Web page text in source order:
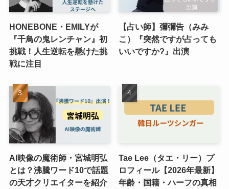
HONEBONE・EMILYが
『千鳥の鬼レンチャン』初
挑戦！人生逆転を懸けた挑
戦に注目
【占い師】彌彌告（みみ
こ）『突然ですが占っても
いいですか?』出演
AI映像の魔術師・宮城明弘
とは？沸騰ワード10で話題
の天才クリエイターを紹介
Tae Lee（タエ・リー）プ
ロフィール【2026年最新】
年齢・国籍・ハーフの真相